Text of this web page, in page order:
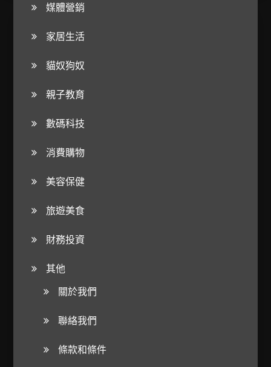
媒體營銷
家居生活
貓奴狗奴
親子教育
數碼科技
消費購物
美容保健
旅遊美食
財務投資
其他
關於我們
聯絡我們
條款和條件